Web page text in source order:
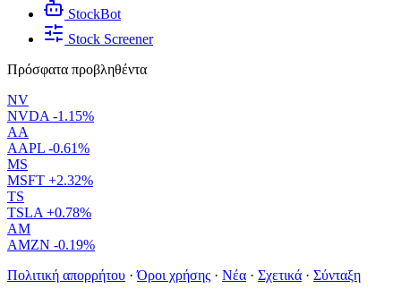
StockBot
Stock Screener
Πρόσφατα προβληθέντα
NV
NVDA -1.15%
AA
AAPL -0.61%
MS
MSFT +2.32%
TS
TSLA +0.78%
AM
AMZN -0.19%
Πολιτική απορρήτου · Όροι χρήσης · Νέα · Σχετικά · Σύνταξη